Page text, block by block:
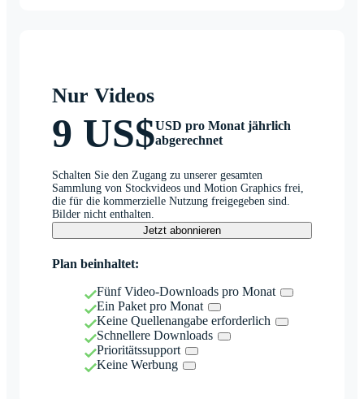
Nur Videos
9 US$USD pro Monat jährlich
abgerechnet
Schalten Sie den Zugang zu unserer gesamten
Sammlung von Stockvideos und Motion Graphics frei,
die für die kommerzielle Nutzung freigegeben sind.
Bilder nicht enthalten.
Jetzt abonnieren
Plan beinhaltet:
Fünf Video-Downloads pro Monat
Ein Paket pro Monat
Keine Quellenangabe erforderlich
Schnellere Downloads
Prioritätssupport
Keine Werbung